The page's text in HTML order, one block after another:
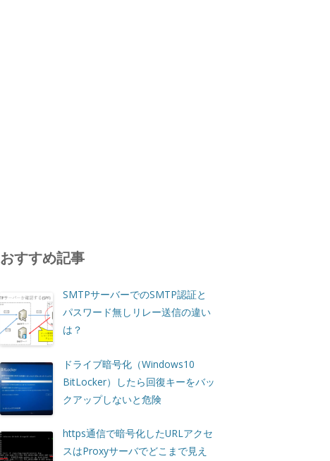
おすすめ記事
SMTPサーバーでのSMTP認証と
パスワード無しリレー送信の違い
は？
ドライブ暗号化（Windows10
BitLocker）したら回復キーをバッ
クアップしないと危険
https通信で暗号化したURLアクセ
スはProxyサーバでどこまで見え